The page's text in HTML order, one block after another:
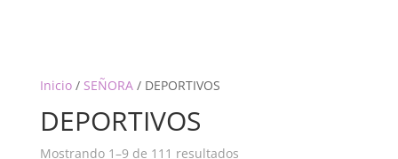
Inicio/ SEÑORA/ DEPORTIVOS
DEPORTIVOS
Mostrando 1–9 de 111 resultados